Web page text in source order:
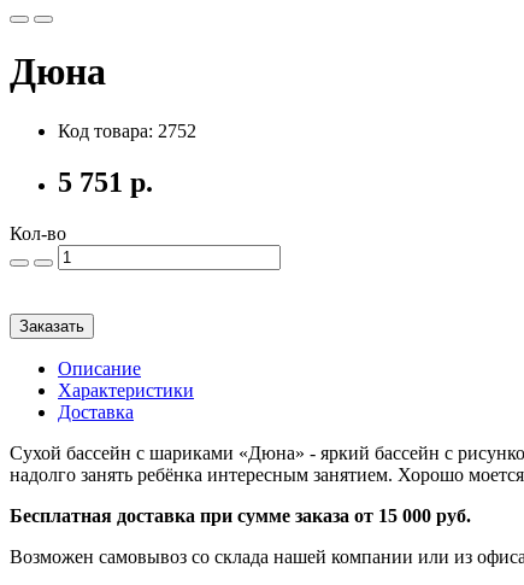
Дюна
Код товара: 2752
5 751 р.
Кол-во
Заказать
Описание
Характеристики
Доставка
Сухой бассейн с шариками «Дюна» - яркий бассейн с
надолго занять ребёнка интересным занятием. Хорошо
Бесплатная доставка при сумме заказа от 15 000 руб.
Возможен самовывоз со склада нашей компании или из